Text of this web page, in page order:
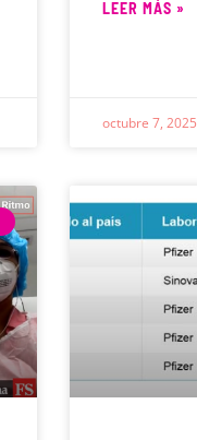
LEER MÁS »
octubre 7, 2025